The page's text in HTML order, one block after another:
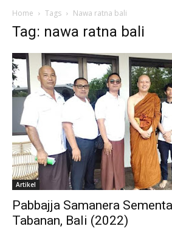
Home Tags Nawa ratna bali
Tag: nawa ratna bali
Artikel
Pabbajja Samanera
Tabanan, Bali (2022)